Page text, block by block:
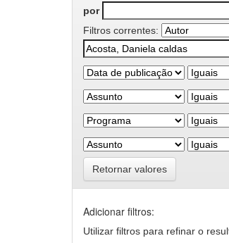
por
Filtros correntes:
Retornar valores
Adicionar filtros:
Utilizar filtros para refinar o